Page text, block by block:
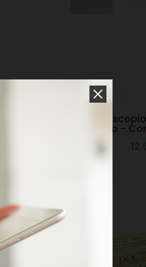
Vetrini Per
Lato -